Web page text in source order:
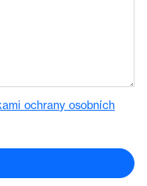
ochrany osobních